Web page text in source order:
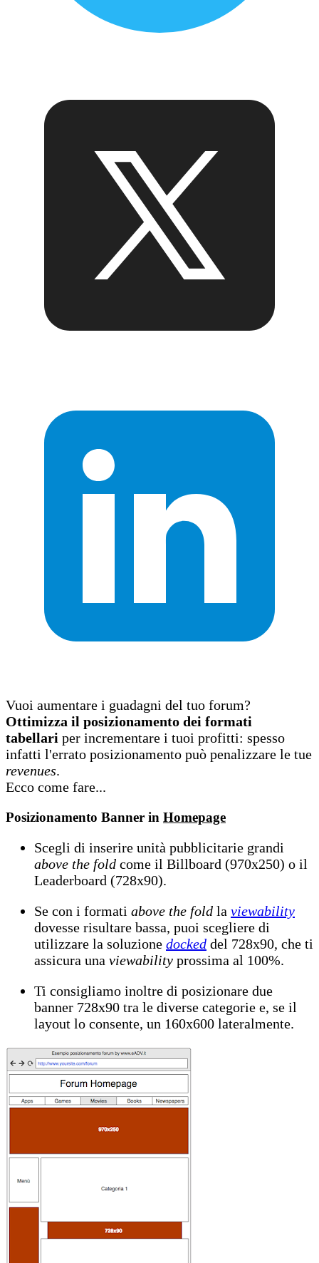
Vuoi aumentare i guadagni del tuo forum?
Ottimizza il posizionamento dei formati
tabellari per incrementare i tuoi profitti: spesso
infatti l'errato posizionamento può penalizzare le tue
revenues.
Ecco come fare...
Posizionamento Banner in Homepage
Scegli di inserire unità pubblicitarie grandi
above the fold come il Billboard (970x250) o il
Leaderboard (728x90).
Se con i formati above the fold la viewability
dovesse risultare bassa, puoi scegliere di
utilizzare la soluzione docked del 728x90, che ti
assicura una viewability prossima al 100%.
Ti consigliamo inoltre di posizionare due
banner 728x90 tra le diverse categorie e, se il
layout lo consente, un 160x600 lateralmente.